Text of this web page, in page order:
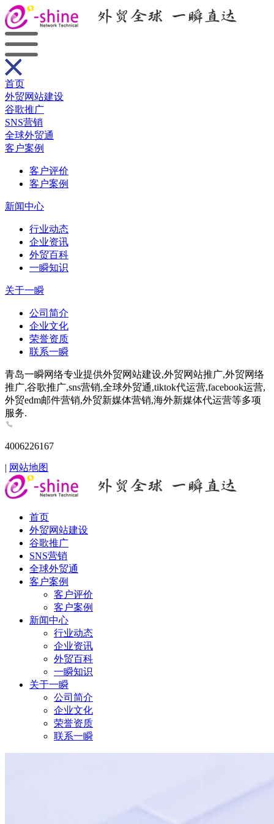
首页
外贸网站建设
谷歌推广
SNS营销
全球外贸通
客户案例
客户评价
客户案例
新闻中心
行业动态
企业资讯
外贸百科
一瞬知识
关于一瞬
公司简介
企业文化
荣誉资质
联系一瞬
青岛一瞬网络专业提供外贸网站建设,外贸网站推广,外贸网络
推广,谷歌推广,sns营销,全球外贸通,tiktok代运营,facebook运营,
外贸edm邮件营销,外贸新媒体营销,海外新媒体代运营等多项
服务.
4006226167
| 网站地图
首页
外贸网站建设
谷歌推广
SNS营销
全球外贸通
客户案例
客户评价
客户案例
新闻中心
行业动态
企业资讯
外贸百科
一瞬知识
关于一瞬
公司简介
企业文化
荣誉资质
联系一瞬